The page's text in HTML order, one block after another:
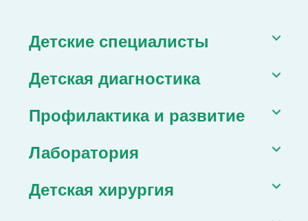
Детские специалисты
Детская диагностика
Профилактика и развитие
Лаборатория
Детская хирургия